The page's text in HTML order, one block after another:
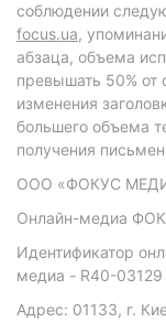
соблюдении
focus.ua,
абзаца, объема
превышать 50% от
изменения
большего объема
получения
ООО «ФОКУС
Онлайн-медиа
Идентификатор
медиа - R40-03129
Адрес: 01133, г.